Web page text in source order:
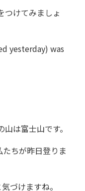
つけてみましょ
yesterday) was
は富士山です。
ちが昨日登りま
づけますね。